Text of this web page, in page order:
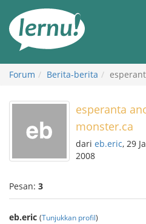
daftar
Forum Berita-berita
esperanta
monster.ca
dari eb.eric, 29
2008
Pesan: 3
eb.eric (Tunjukkan profil)